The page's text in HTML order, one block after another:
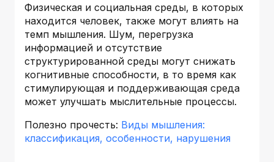
Физическая и социальная среды, в которых
находится человек, также могут влиять на
темп мышления. Шум, перегрузка
информацией и отсутствие
структурированной среды могут снижать
когнитивные способности, в то время как
стимулирующая и поддерживающая среда
может улучшать мыслительные процессы.
Полезно прочесть: Виды мышления:
классификация, особенности, нарушения